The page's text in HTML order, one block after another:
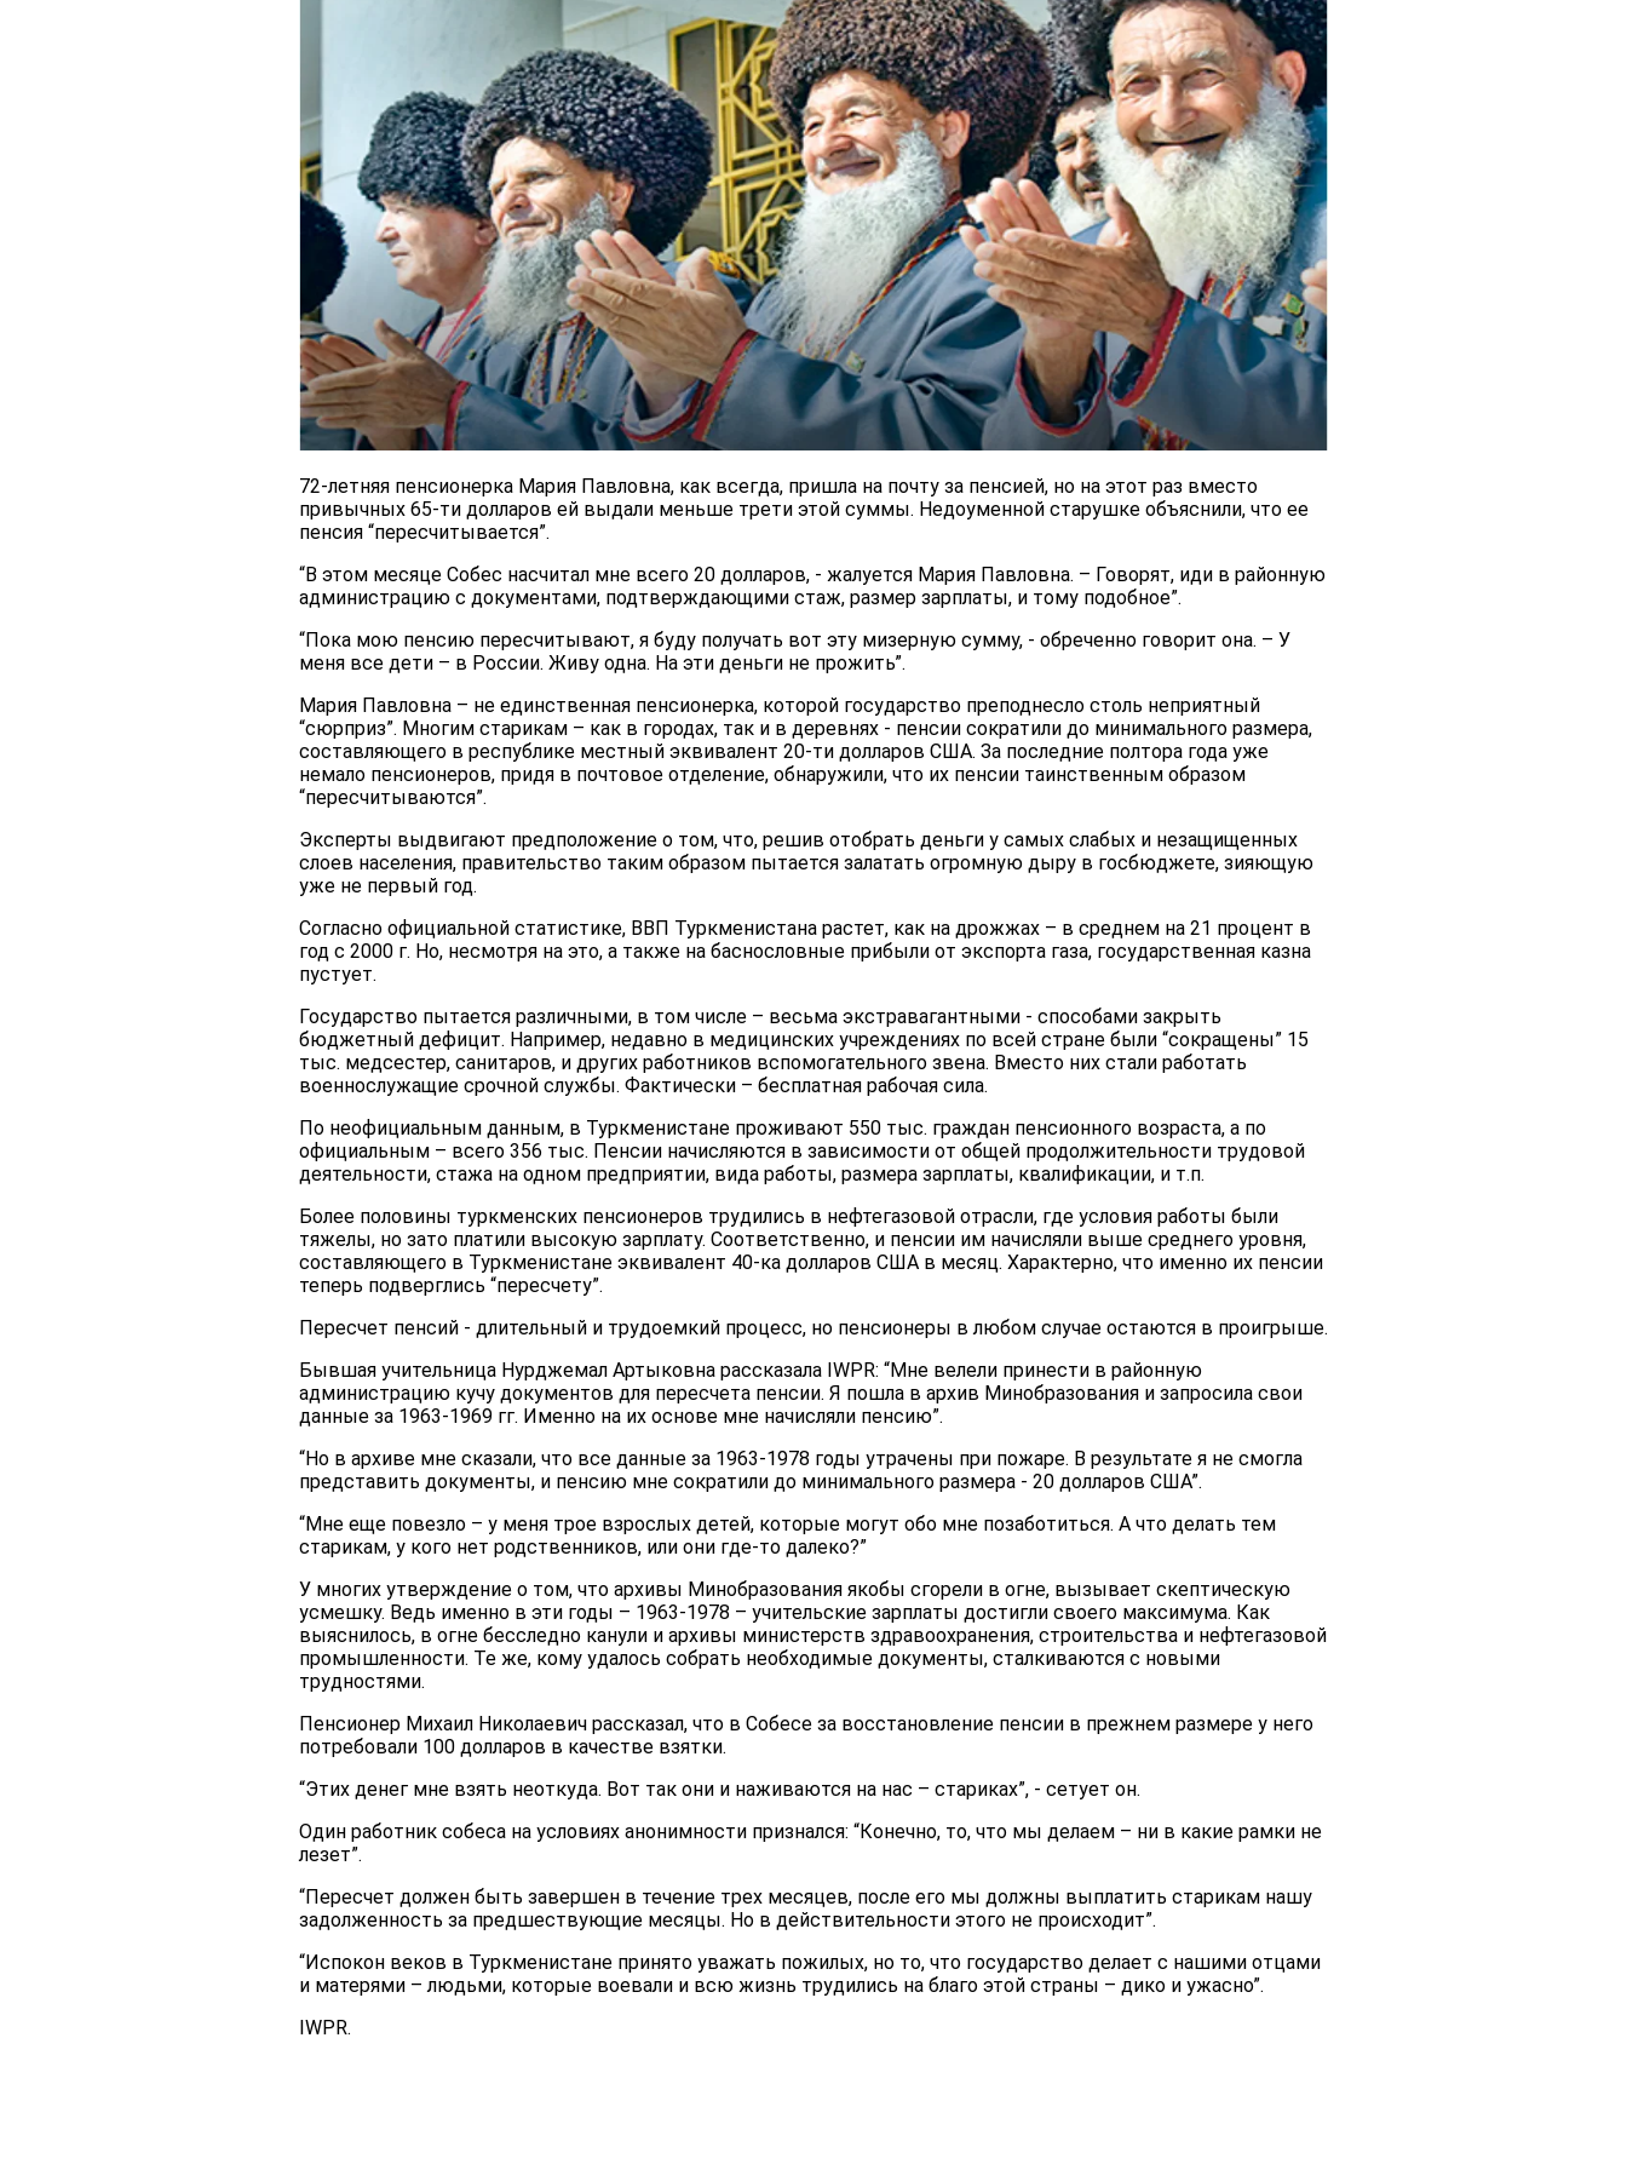
72-летняя пенсионерка Мария Павловна, как всегда, пришла на почту за пенсией, но на этот раз вместо
привычных 65-ти долларов ей выдали меньше трети этой суммы. Недоуменной старушке объяснили, что ее
пенсия “пересчитывается”.
“В этом месяце Собес насчитал мне всего 20 долларов, - жалуется Мария Павловна. – Говорят, иди в районную
администрацию с документами, подтверждающими стаж, размер зарплаты, и тому подобное”.
“Пока мою пенсию пересчитывают, я буду получать вот эту мизерную сумму, - обреченно говорит она. – У
меня все дети – в России. Живу одна. На эти деньги не прожить”.
Мария Павловна – не единственная пенсионерка, которой государство преподнесло столь неприятный
“сюрприз”. Многим старикам – как в городах, так и в деревнях - пенсии сократили до минимального размера,
составляющего в республике местный эквивалент 20-ти долларов США. За последние полтора года уже
немало пенсионеров, придя в почтовое отделение, обнаружили, что их пенсии таинственным образом
“пересчитываются”.
Эксперты выдвигают предположение о том, что, решив отобрать деньги у самых слабых и незащищенных
слоев населения, правительство таким образом пытается залатать огромную дыру в госбюджете, зияющую
уже не первый год.
Согласно официальной статистике, ВВП Туркменистана растет, как на дрожжах – в среднем на 21 процент в
год с 2000 г. Но, несмотря на это, а также на баснословные прибыли от экспорта газа, государственная казна
пустует.
Государство пытается различными, в том числе – весьма экстравагантными - способами закрыть
бюджетный дефицит. Например, недавно в медицинских учреждениях по всей стране были “сокращены” 15
тыс. медсестер, санитаров, и других работников вспомогательного звена. Вместо них стали работать
военнослужащие срочной службы. Фактически – бесплатная рабочая сила.
По неофициальным данным, в Туркменистане проживают 550 тыс. граждан пенсионного возраста, а по
официальным – всего 356 тыс. Пенсии начисляются в зависимости от общей продолжительности трудовой
деятельности, стажа на одном предприятии, вида работы, размера зарплаты, квалификации, и т.п.
Более половины туркменских пенсионеров трудились в нефтегазовой отрасли, где условия работы были
тяжелы, но зато платили высокую зарплату. Соответственно, и пенсии им начисляли выше среднего уровня,
составляющего в Туркменистане эквивалент 40-ка долларов США в месяц. Характерно, что именно их пенсии
теперь подверглись “пересчету”.
Пересчет пенсий - длительный и трудоемкий процесс, но пенсионеры в любом случае остаются в проигрыше.
Бывшая учительница Нурджемал Артыковна рассказала IWPR: “Мне велели принести в районную
администрацию кучу документов для пересчета пенсии. Я пошла в архив Минобразования и запросила свои
данные за 1963-1969 гг. Именно на их основе мне начисляли пенсию”.
“Но в архиве мне сказали, что все данные за 1963-1978 годы утрачены при пожаре. В результате я не смогла
представить документы, и пенсию мне сократили до минимального размера - 20 долларов США”.
“Мне еще повезло – у меня трое взрослых детей, которые могут обо мне позаботиться. А что делать тем
старикам, у кого нет родственников, или они где-то далеко?”
У многих утверждение о том, что архивы Минобразования якобы сгорели в огне, вызывает скептическую
усмешку. Ведь именно в эти годы – 1963-1978 – учительские зарплаты достигли своего максимума. Как
выяснилось, в огне бесследно канули и архивы министерств здравоохранения, строительства и нефтегазовой
промышленности. Те же, кому удалось собрать необходимые документы, сталкиваются с новыми
трудностями.
Пенсионер Михаил Николаевич рассказал, что в Собесе за восстановление пенсии в прежнем размере у него
потребовали 100 долларов в качестве взятки.
“Этих денег мне взять неоткуда. Вот так они и наживаются на нас – стариках”, - сетует он.
Один работник собеса на условиях анонимности признался: “Конечно, то, что мы делаем – ни в какие рамки не
лезет”.
“Пересчет должен быть завершен в течение трех месяцев, после его мы должны выплатить старикам нашу
задолженность за предшествующие месяцы. Но в действительности этого не происходит”.
“Испокон веков в Туркменистане принято уважать пожилых, но то, что государство делает с нашими отцами
и матерями – людьми, которые воевали и всю жизнь трудились на благо этой страны – дико и ужасно”.
IWPR.